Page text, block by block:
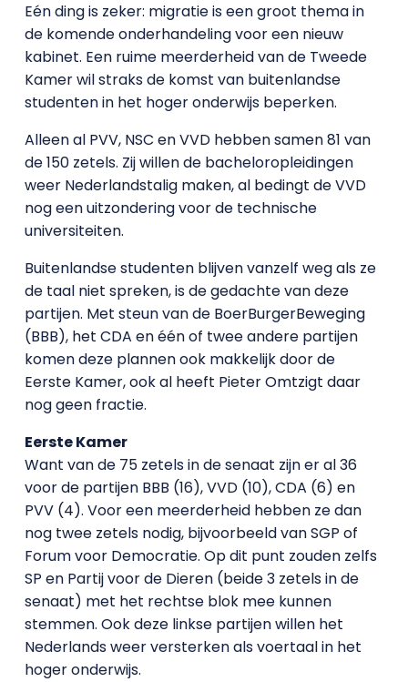
Eén ding is zeker: migratie is een groot thema in
de komende onderhandeling voor een nieuw
kabinet. Een ruime meerderheid van de Tweede
Kamer wil straks de komst van buitenlandse
studenten in het hoger onderwijs beperken.
Alleen al PVV, NSC en VVD hebben samen 81 van
de 150 zetels. Zij willen de bacheloropleidingen
weer Nederlandstalig maken, al bedingt de VVD
nog een uitzondering voor de technische
universiteiten.
Buitenlandse studenten blijven vanzelf weg als ze
de taal niet spreken, is de gedachte van deze
partijen. Met steun van de BoerBurgerBeweging
(BBB), het CDA en één of twee andere partijen
komen deze plannen ook makkelijk door de
Eerste Kamer, ook al heeft Pieter Omtzigt daar
nog geen fractie.
Eerste Kamer
Want van de 75 zetels in de senaat zijn er al 36
voor de partijen BBB (16), VVD (10), CDA (6) en
PVV (4). Voor een meerderheid hebben ze dan
nog twee zetels nodig, bijvoorbeeld van SGP of
Forum voor Democratie. Op dit punt zouden zelfs
SP en Partij voor de Dieren (beide 3 zetels in de
senaat) met het rechtse blok mee kunnen
stemmen. Ook deze linkse partijen willen het
Nederlands weer versterken als voertaal in het
hoger onderwijs.